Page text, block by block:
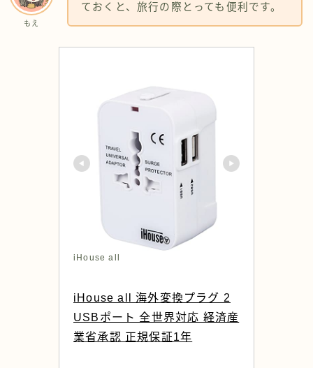
もえ
ておくと、旅行の際とっても便利です。
iHouse all
iHouse all 海外変換プラグ 2
USBポート 全世界対応 経済産
業省承認 正規保証1年